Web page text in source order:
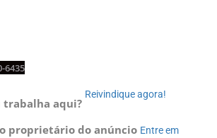
6435
trabalha aqui?
Reivindique agora!
proprietário do anúncio Entre em